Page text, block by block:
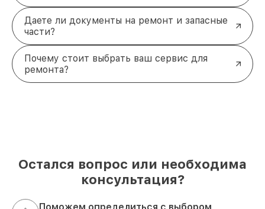
Даете ли документы на ремонт и запасные
части?
Почему стоит выбрать ваш сервис для
ремонта?
Остался вопрос или необходима
консультация?